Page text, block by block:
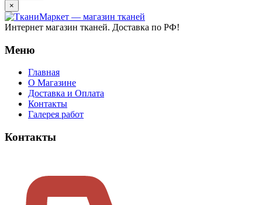
×
Интернет магазин тканей. Доставка по РФ!
Меню
Главная
О Магазине
Доставка и Оплата
Контакты
Галерея работ
Контакты